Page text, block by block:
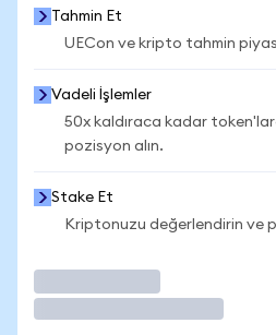
Tahmin Et
UECon ve kripto tahmin
Vadeli İşlemler
50x kaldıraca kadar
pozisyon alın.
Stake Et
Kriptonuzu değerlendirin ve